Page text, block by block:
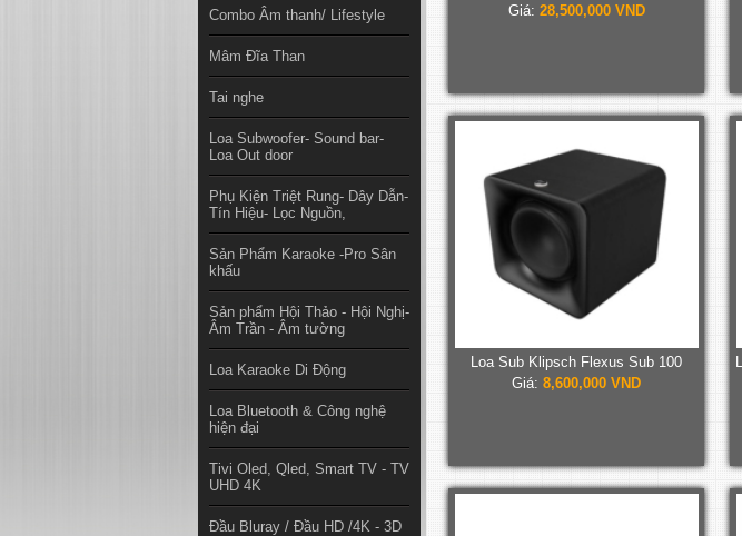
Combo Âm thanh/ Lifestyle
Mâm Đĩa Than
Tai nghe
Loa Subwoofer- Sound bar-
Loa Out door
Phụ Kiện Triệt Rung- Dây Dẫn-
Tín Hiệu- Lọc Nguồn,
Sản Phẩm Karaoke -Pro Sân
khấu
Sản phẩm Hội Thảo - Hội Nghị-
Âm Trần - Âm tường
Loa Karaoke Di Động
Loa Bluetooth & Công nghệ
hiện đại
Tivi Oled, Qled, Smart TV - TV
UHD 4K
Đầu Bluray / Đầu HD /4K - 3D
Giá: 28,500,000 VND
Loa Sub Klipsch Flexus Sub 100
Giá: 8,600,000 VND